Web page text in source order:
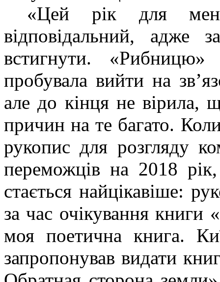
«Цей рік для
відповідальний, адже
встигнути.
пробувала вийти на
але до кінця не вірила,
причин на те багато.
рукопис для розгляду
переможців на 2018
стається найцікавіше:
за час очікування
моя поетична книга.
запропонував видати